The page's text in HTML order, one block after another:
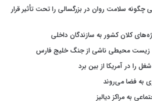
چگونه سلامت روان در بزرگسالی را تحت تأثیر قرار
کلان کشور به سازندگان داخلی
زیست محیطی ناشی از جنگ خلیج فارس
را در آمریکا از بین برد